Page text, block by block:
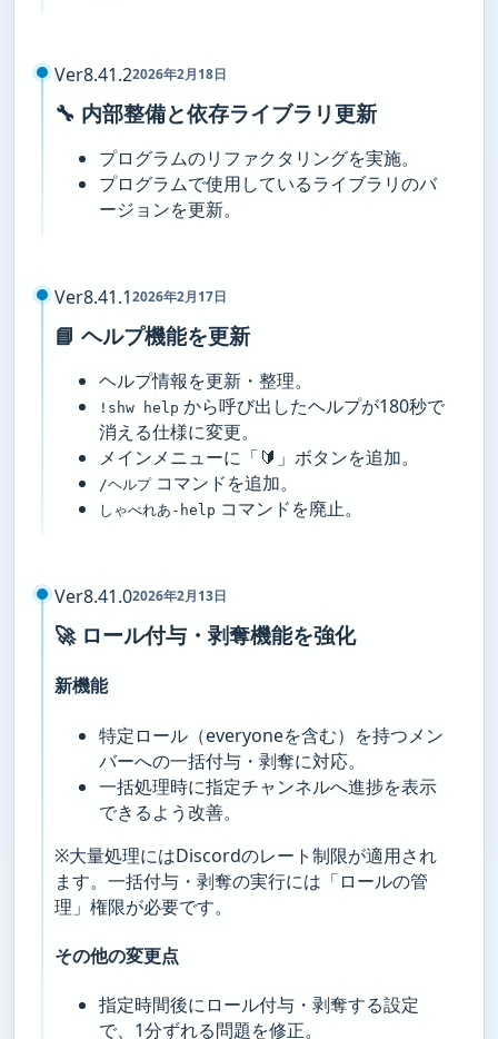
Ver8.41.22026年2月18日
🔧 内部整備と依存ライブラリ更新
プログラムのリファクタリングを実施。
プログラムで使用しているライブラリのバ
ージョンを更新。
Ver8.41.12026年2月17日
📘 ヘルプ機能を更新
ヘルプ情報を更新・整理。
!shw help から呼び出したヘルプが180秒で
消える仕様に変更。
メインメニューに「🔰」ボタンを追加。
/ヘルプコマンドを追加。
しゃべれあ-help コマンドを廃止。
Ver8.41.02026年2月13日
🚀 ロール付与・剥奪機能を強化
新機能
特定ロール（everyoneを含む）を持つメン
バーへの一括付与・剥奪に対応。
一括処理時に指定チャンネルへ進捗を表示
できるよう改善。
※大量処理にはDiscordのレート制限が適用され
ます。一括付与・剥奪の実行には「ロールの管
理」権限が必要です。
その他の変更点
指定時間後にロール付与・剥奪する設定
で、1分ずれる問題を修正。